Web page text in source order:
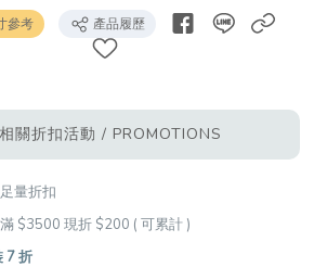
參考 產品履歷
相關折扣活動 / PROMOTIONS
量折扣
$3500 現折 $200 ( 可累計 )
7 折